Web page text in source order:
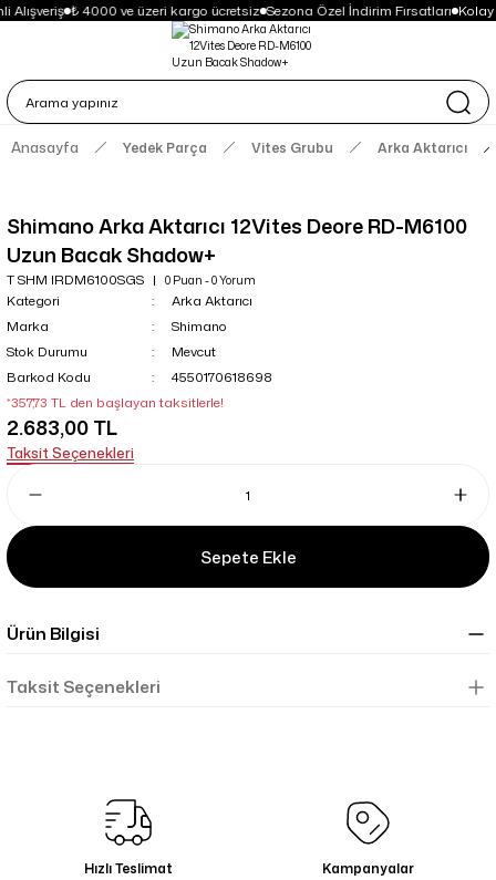
Alışveriş ₺ 4000 ve üzeri kargo ücretsiz Sezona Özel İndirim Fırsatları Kolay
Anasayfa Yedek Parça Vites Grubu Arka Aktarıcı
Shimano Arka Aktarıcı 12Vites Deore RD-M6100
Uzun Bacak Shadow+
T SHM IRDM6100SGS 0 Puan - 0 Yorum
Kategori
Arka Aktarıcı
Marka
Shimano
Stok Durumu
Mevcut
Barkod Kodu
4550170618698
*357,73 TL den başlayan taksitlerle!
2.683,00 TL
Taksit Seçenekleri
Sepete Ekle
Ürün Bilgisi
Taksit Seçenekleri
Hızlı Teslimat Kampanyalar